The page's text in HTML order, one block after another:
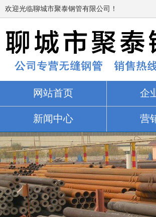
欢迎光临聊城市聚泰钢管有限公司！
网站首页 企
新闻中心 营